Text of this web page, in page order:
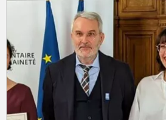
La cellule investigation de Radio
Assises du journalisme de Tours